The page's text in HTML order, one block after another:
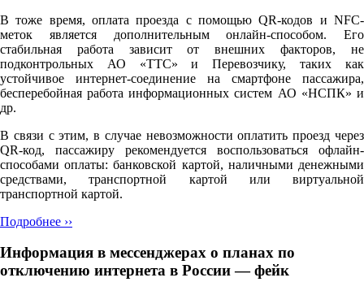
В тоже время, оплата проезда с помощью QR-кодов и NFC-
меток является дополнительным онлайн-способом. Его
стабильная работа зависит от внешних факторов, не
подконтрольных АО «ТТС» и Перевозчику, таких как
устойчивое интернет-соединение на смартфоне пассажира,
бесперебойная работа информационных систем АО «НСПК» и
др.
В связи с этим, в случае невозможности оплатить проезд через
QR-код, пассажиру рекомендуется воспользоваться офлайн-
способами оплаты: банковской картой, наличными денежными
средствами, транспортной картой или виртуальной
транспортной картой.
Подробнее ››
Информация в мессенджерах о планах по
отключению интернета в России — фейк